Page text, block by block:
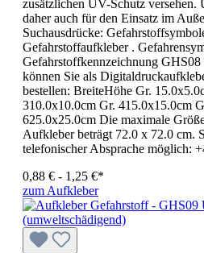
zusätzlichen UV-Schutz versehen.
daher auch für den Einsatz im
Suchausdrücke:
Gefahrstoffaufkleber .
Gefahrstoffkennzeichnung GHS08
können Sie als
bestellen: BreiteHöhe Gr.
310.0x10.0cm Gr. 415.0x15.0cm
625.0x25.0cm Die maximale
Aufkleber beträgt 72.0 x 72.0 cm.
telefonischer Absprache möglich:
0,88 € - 1,25 €*
zum Aufkleber